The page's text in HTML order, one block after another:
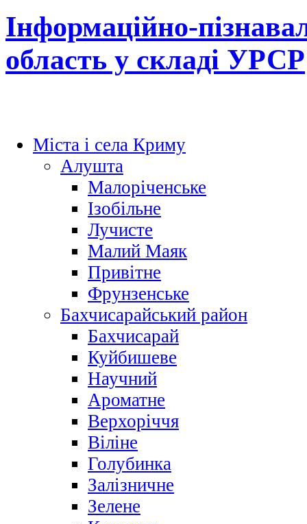
Інформаційно-
область у складі УРСР
Міста і села Криму
Алушта
Малоріченське
Ізобільне
Лучисте
Малий Маяк
Привітне
Фрунзенське
Бахчисарайський район
Бахчисарай
Куйбишеве
Научний
Ароматне
Верхоріччя
Віліне
Голубинка
Залізничне
Зелене